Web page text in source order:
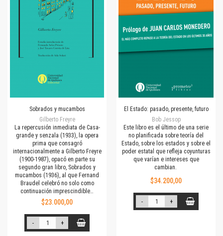
Sobrados y mucambos
Gilberto Freyre
La repercusión inmediata de Casa-
grande y senzala (1933), la opera
prima que consagró
internacionalmente a Gilberto Freyre
(1900-1987), opacó en parte su
segundo gran libro, Sobrados y
mucambos (1936), al que Fernand
Braudel celebró no solo como
continuación imprescindible…
$23.000,00
- +
El Estado: pasado, presente, futuro
Bob Jessop
Este libro es el último de una serie
no planificada sobre teoría del
Estado, sobre los estados y sobre el
poder estatal que refleja coyunturas
que varían e intereses que
cambian.
$34.200,00
- +